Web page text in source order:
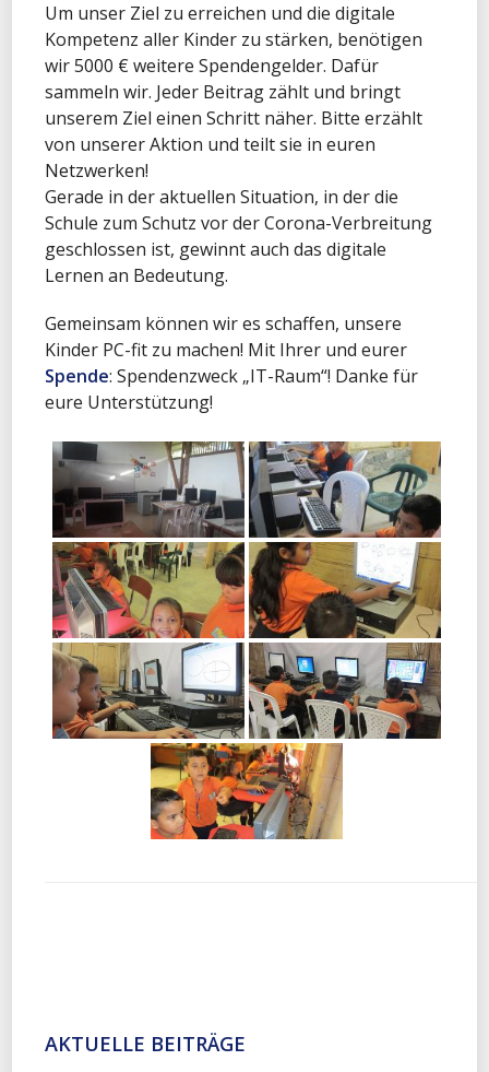
Um unser Ziel zu erreichen und die digitale
Kompetenz aller Kinder zu stärken, benötigen
wir 5000 € weitere Spendengelder. Dafür
sammeln wir. Jeder Beitrag zählt und bringt
unserem Ziel einen Schritt näher. Bitte erzählt
von unserer Aktion und teilt sie in euren
Netzwerken!
Gerade in der aktuellen Situation, in der die
Schule zum Schutz vor der Corona-Verbreitung
geschlossen ist, gewinnt auch das digitale
Lernen an Bedeutung.
Gemeinsam können wir es schaffen, unsere
Kinder PC-fit zu machen! Mit Ihrer und eurer
Spende: Spendenzweck „IT-Raum“! Danke für
eure Unterstützung!
AKTUELLE BEITRÄGE